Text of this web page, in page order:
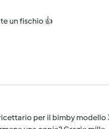
un fischio 👍
per il bimby modello